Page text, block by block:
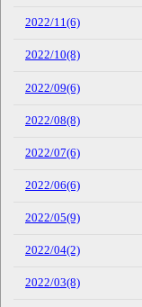
2022/11(6)
2022/10(8)
2022/09(6)
2022/08(8)
2022/07(6)
2022/06(6)
2022/05(9)
2022/04(2)
2022/03(8)